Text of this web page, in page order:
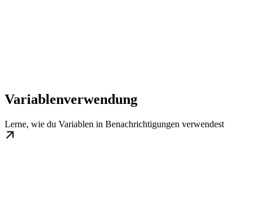
Variablenverwendung
Lerne, wie du Variablen in Benachrichtigungen verwendest